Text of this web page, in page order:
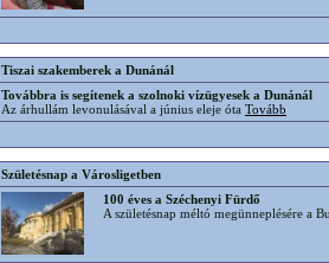
Tiszai szakemberek a Dunánál
Továbbra is segítenek a szolnoki vízügyesek a Dunánál
Az árhullám levonulásával a június eleje óta Tovább
Születésnap a Városligetben
100 éves a Széchenyi Fürdő
A születésnap méltó megünneplésére a